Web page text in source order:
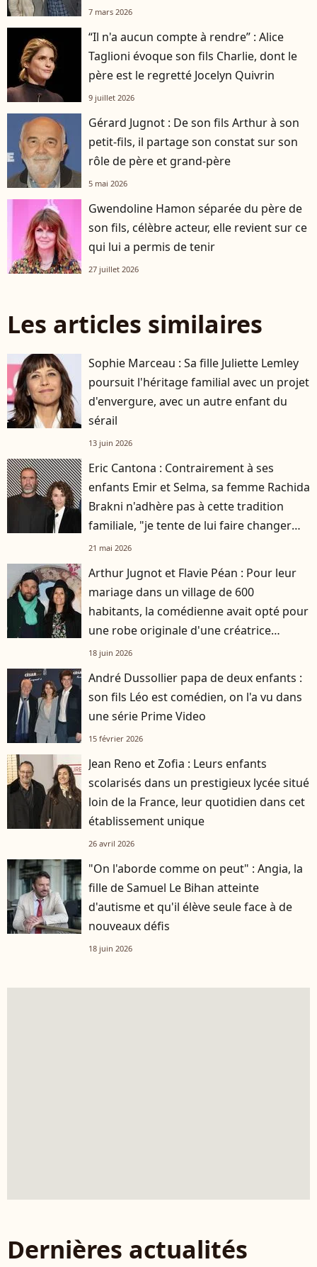
7 mars 2026
“Il n'a aucun compte à rendre” : Alice
Taglioni évoque son fils Charlie, dont le
père est le regretté Jocelyn Quivrin
9 juillet 2026
Gérard Jugnot : De son fils Arthur à son
petit-fils, il partage son constat sur son
rôle de père et grand-père
5 mai 2026
Gwendoline Hamon séparée du père de
son fils, célèbre acteur, elle revient sur ce
qui lui a permis de tenir
27 juillet 2026
Les articles similaires
Sophie Marceau : Sa fille Juliette Lemley
poursuit l'héritage familial avec un projet
d'envergure, avec un autre enfant du
sérail
13 juin 2026
Eric Cantona : Contrairement à ses
enfants Emir et Selma, sa femme Rachida
Brakni n'adhère pas à cette tradition
familiale, "je tente de lui faire changer
d'avis"
21 mai 2026
Arthur Jugnot et Flavie Péan : Pour leur
mariage dans un village de 600
habitants, la comédienne avait opté pour
une robe originale d'une créatrice
française
18 juin 2026
André Dussollier papa de deux enfants :
son fils Léo est comédien, on l'a vu dans
une série Prime Video
15 février 2026
Jean Reno et Zofia : Leurs enfants
scolarisés dans un prestigieux lycée situé
loin de la France, leur quotidien dans cet
établissement unique
26 avril 2026
"On l'aborde comme on peut" : Angia, la
fille de Samuel Le Bihan atteinte
d'autisme et qu'il élève seule face à de
nouveaux défis
18 juin 2026
Dernières actualités